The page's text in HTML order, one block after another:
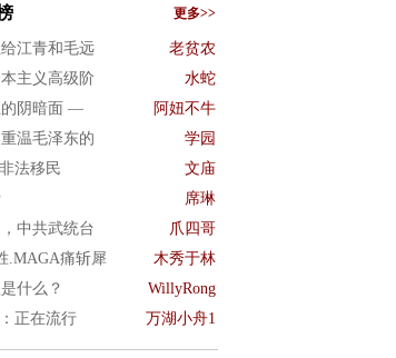
更多>>
江青和毛远 老贫农
主义高级阶 水蛇
的阴暗面 — 阿妞不牛
温毛泽东的 学园
法移民 文庙
席琳
中共武统台 爪四哥
.MAGA痛斩犀 木秀于林
什么？ WillyRong
正在流行 万湖小舟1